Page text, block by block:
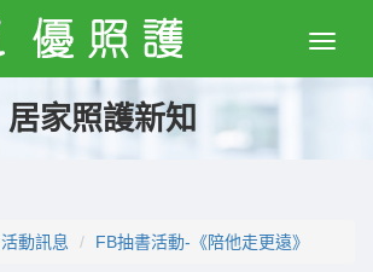
Toggle
居家照護新知
活動訊息 FB抽書活動-《陪他走更遠》